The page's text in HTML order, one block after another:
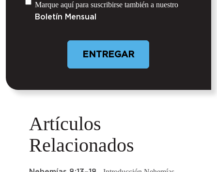
Untitled
Marque aquí para suscribirse también a nuestro
Boletín Mensual
Artículos
Relacionados